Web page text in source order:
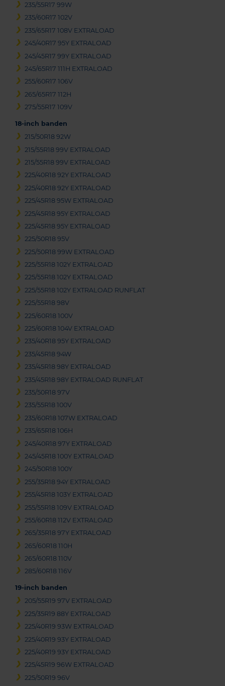
235/55R17 99W
235/60R17 102V
235/65R17 108V EXTRALOAD
245/40R17 95Y EXTRALOAD
245/45R17 99Y EXTRALOAD
245/65R17 111H EXTRALOAD
255/60R17 106V
265/65R17 112H
275/55R17 109V
18-inch banden
215/50R18 92W
215/55R18 99V EXTRALOAD
215/55R18 99V EXTRALOAD
225/40R18 92Y EXTRALOAD
225/40R18 92Y EXTRALOAD
225/45R18 95W EXTRALOAD
225/45R18 95Y EXTRALOAD
225/45R18 95Y EXTRALOAD
225/50R18 95V
225/50R18 99W EXTRALOAD
225/55R18 102Y EXTRALOAD
225/55R18 102Y EXTRALOAD
225/55R18 102Y EXTRALOAD RUNFLAT
225/55R18 98V
225/60R18 100V
225/60R18 104V EXTRALOAD
235/40R18 95Y EXTRALOAD
235/45R18 94W
235/45R18 98Y EXTRALOAD
235/45R18 98Y EXTRALOAD RUNFLAT
235/50R18 97V
235/55R18 100V
235/60R18 107W EXTRALOAD
235/65R18 106H
245/40R18 97Y EXTRALOAD
245/45R18 100Y EXTRALOAD
245/50R18 100Y
255/35R18 94Y EXTRALOAD
255/45R18 103Y EXTRALOAD
255/55R18 109V EXTRALOAD
255/60R18 112V EXTRALOAD
265/35R18 97Y EXTRALOAD
265/60R18 110H
265/60R18 110V
285/60R18 116V
19-inch banden
205/55R19 97V EXTRALOAD
225/35R19 88Y EXTRALOAD
225/40R19 93W EXTRALOAD
225/40R19 93Y EXTRALOAD
225/40R19 93Y EXTRALOAD
225/45R19 96W EXTRALOAD
225/50R19 96V